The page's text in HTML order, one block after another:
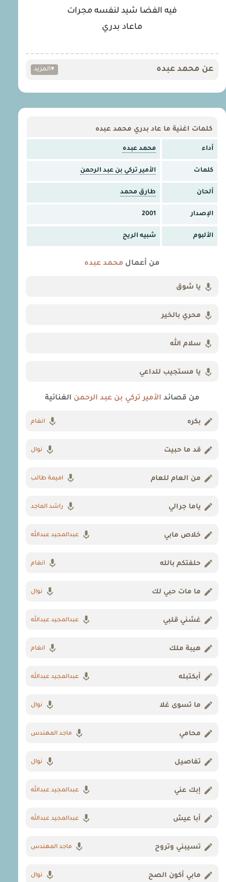
فيه الفضا شيد لنفسه مجرات
ماعاد بدري
عن محمد عبده ▾المزيد
كلمات اغنية ما عاد بدري محمد عبده
أداء محمد عبده
كلمات الأمير تركي بن عبد الرحمن
ألحان طارق محمد
الإصدار 2001
الألبوم شبيه الريح
من أعمال محمد عبده
يا شوق
محري بالخير
سلام الله
يا مستجيب للداعي
من قصائد الأمير تركي بن عبد الرحمن الغنائية
بكره انغام
قد ما حبيت نوال
من العام للعام اميمة طالب
ياما جرالي راشد الماجد
خلاص مابي عبدالمجيد عبدالله
حلفتكم بالله انغام
ما مات حبي لك نوال
غشني قلبي عبدالمجيد عبدالله
هيبة ملك انغام
أبكتبله عبدالمجيد عبدالله
ما تسوى غلا نوال
محامي ماجد المهندس
تفاصيل نوال
إبك عني عبدالمجيد عبدالله
أبا عيش عبدالمجيد عبدالله
تسيبني وتروح ماجد المهندس
مابي أكون الصح نوال